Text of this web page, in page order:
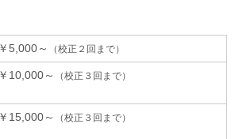
￥5,000～ （校正２回まで）
￥10,000～ （校正３回まで）
￥15,000～ （校正３回まで）